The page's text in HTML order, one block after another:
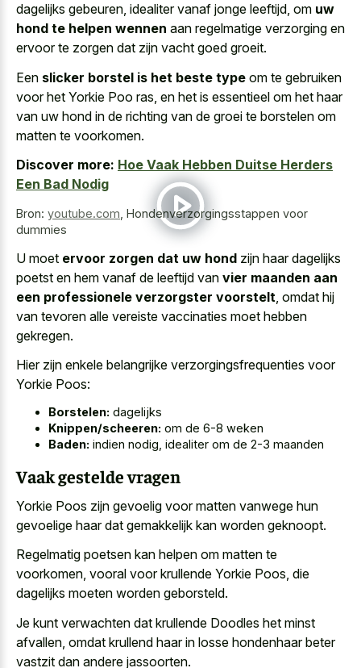
dagelijks gebeuren, idealiter vanaf jonge leeftijd, om uw
hond te helpen wennen aan regelmatige verzorging en
ervoor te zorgen dat zijn vacht goed groeit.
Een slicker borstel is het beste type om te gebruiken
voor het Yorkie Poo ras, en het is essentieel om het haar
van uw hond in de richting van de groei te borstelen om
matten te voorkomen.
Discover more: Hoe Vaak Hebben Duitse Herders
Een Bad Nodig
Bron: youtube.com Hondenverzorgingsstappen voor
dummies
U moet ervoor zorgen dat uw hond zijn haar dagelijks
poetst en hem vanaf de leeftijd van vier maanden aan
een professionele verzorgster voorstelt , omdat hij
van tevoren alle vereiste vaccinaties moet hebben
gekregen.
Hier zijn enkele belangrijke verzorgingsfrequenties voor
Yorkie Poos:
Borstelen: dagelijks
Knippen/scheeren: om de 6-8 weken
Baden: indien nodig, idealiter om de 2-3 maanden
Vaak gestelde vragen
Yorkie Poos zijn gevoelig voor matten vanwege hun
gevoelige haar dat gemakkelijk kan worden geknoopt.
Regelmatig poetsen kan helpen om matten te
voorkomen, vooral voor krullende Yorkie Poos, die
dagelijks moeten worden geborsteld.
Je kunt verwachten dat krullende Doodles het minst
afvallen, omdat krullend haar in losse hondenhaar beter
vastzit dan andere jassoorten.